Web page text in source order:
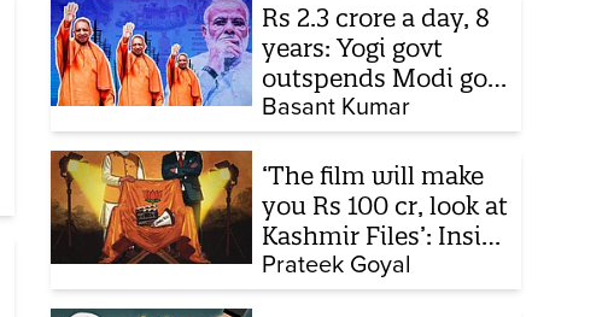
Rs 2.3 crore a day, 8
years: Yogi govt
outspends Modi govt
when it comes to
ads
Basant Kumar
‘The film will make
you Rs 100 cr, look at
Kashmir Files’: Inside
the quiet capture of
Bollywood
Prateek Goyal